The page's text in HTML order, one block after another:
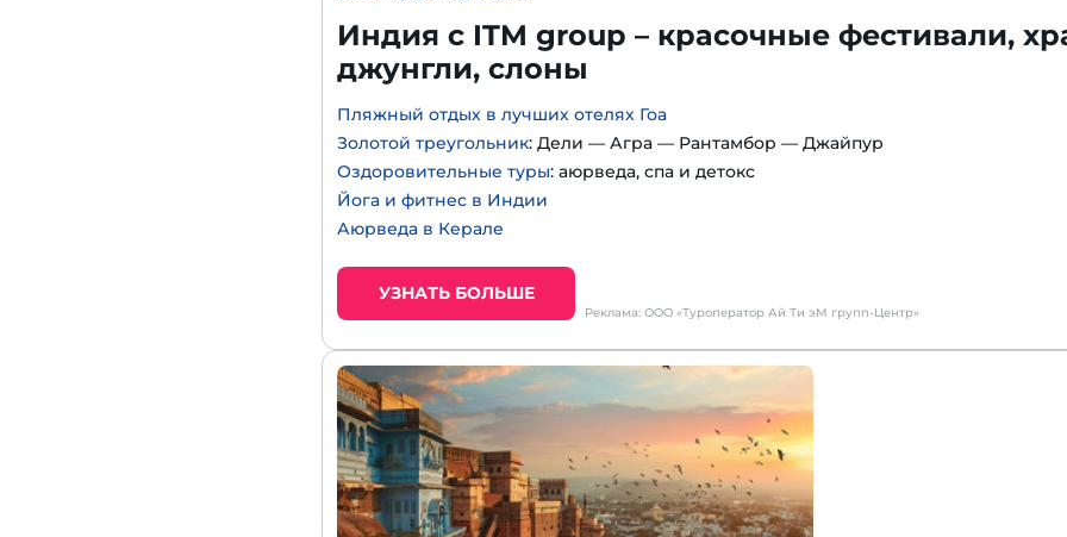
Индия с ITM group – красочные фестивали,
джунгли, слоны
Пляжный отдых в лучших отелях Гоа
Золотой треугольник: Дели — Агра — Рантамбор — Джайпур
Оздоровительные туры: аюрведа, спа и детокс
Йога и фитнес в Индии
Аюрведа в Керале
УЗНАТЬ БОЛЬШЕ
Реклама: ООО «Туроператор Ай Ти эМ групп-Центр»